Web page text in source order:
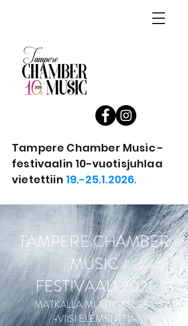
Tampere Chamber Music -
festivaalin 10-vuotisjuhlaa
vietettiin 19.-25.1.2026.
TAMPERE CHAMBER
MUSIC
FESTIVAALI 2021
MATKALLA MUUTOKSESSA
-VIISI ELEMENTTIÄ